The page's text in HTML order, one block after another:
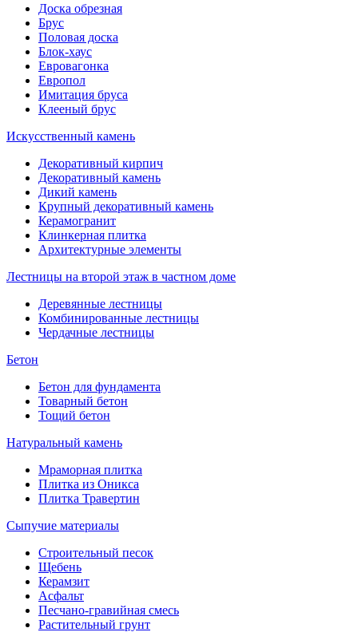
Доска обрезная
Брус
Половая доска
Блок-хаус
Евровагонка
Европол
Имитация бруса
Клееный брус
Искусственный камень
Декоративный кирпич
Декоративный камень
Дикий камень
Крупный декоративный камень
Керамогранит
Клинкерная плитка
Архитектурные элементы
Лестницы на второй этаж в частном доме
Деревянные лестницы
Комбинированные лестницы
Чердачные лестницы
Бетон
Бетон для фундамента
Товарный бетон
Тощий бетон
Натуральный камень
Мраморная плитка
Плитка из Оникса
Плитка Травертин
Сыпучие материалы
Строительный песок
Щебень
Керамзит
Асфальт
Песчано-гравийная смесь
Растительный грунт